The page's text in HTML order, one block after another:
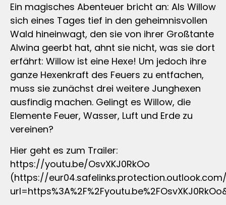
Ein magisches Abenteuer bricht an: Als Willow
sich eines Tages tief in den geheimnisvollen
Wald hineinwagt, den sie von ihrer Großtante
Alwina geerbt hat, ahnt sie nicht, was sie dort
erfährt: Willow ist eine Hexe! Um jedoch ihre
ganze Hexenkraft des Feuers zu entfachen,
muss sie zunächst drei weitere Junghexen
ausfindig machen. Gelingt es Willow, die
Elemente Feuer, Wasser, Luft und Erde zu
vereinen?
Hier geht es zum Trailer:
https://youtu.be/OsvXKJ0RkOo
(https://